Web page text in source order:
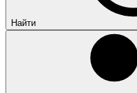
Найти